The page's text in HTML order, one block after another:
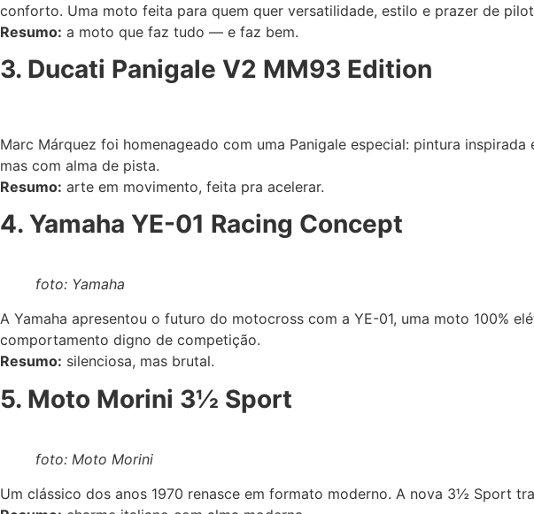
conforto. Uma moto feita para quem quer versatilidade, estilo e prazer de
Resumo: a moto que faz tudo — e faz bem.
3. Ducati Panigale V2 MM93 Edition
Marc Márquez foi homenageado com uma Panigale especial: pintura
mas com alma de pista.
Resumo: arte em movimento, feita pra acelerar.
4. Yamaha YE-01 Racing Concept
foto: Yamaha
A Yamaha apresentou o futuro do motocross com a YE-01, uma moto 100%
comportamento digno de competição.
Resumo: silenciosa, mas brutal.
5. Moto Morini 3½ Sport
foto: Moto Morini
Um clássico dos anos 1970 renasce em formato moderno. A nova 3½ Sport